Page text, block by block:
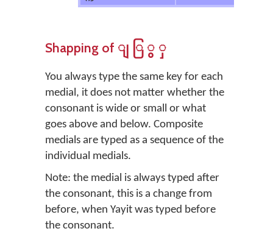
Shapping of ျ ြ ွ ှ
You always type the same key for each
medial, it does not matter whether the
consonant is wide or small or what
goes above and below. Composite
medials are typed as a sequence of the
individual medials.
Note: the medial is always typed after
the consonant, this is a change from
before, when Yayit was typed before
the consonant.